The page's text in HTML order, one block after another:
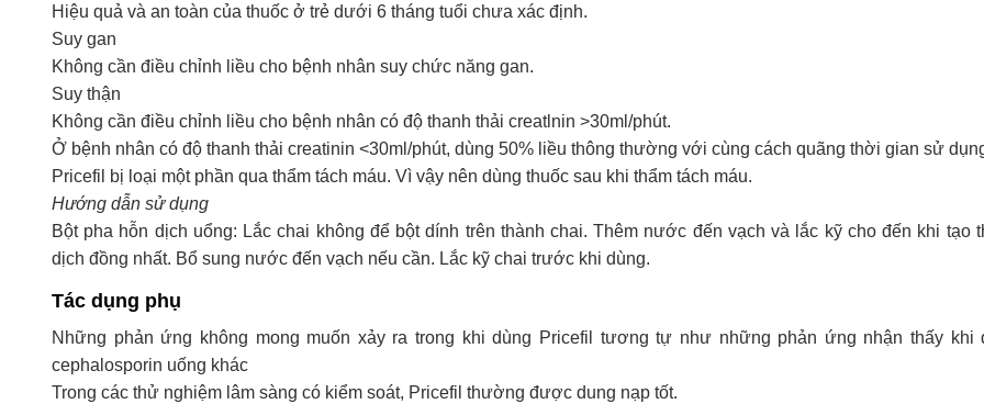
Hiệu quả và an toàn của thuốc ở trẻ dưới 6 tháng tuổi chưa xác định.
Suy gan
Không cần điều chỉnh liều cho bệnh nhân suy chức năng gan.
Suy thận
Không cần điều chỉnh liều cho bệnh nhân có độ thanh thải creatlnin >30ml/phút.
Ở bệnh nhân có độ thanh thải creatinin <30ml/phút, dùng 50% liều thông thường với cùng cách quãng thời gian sử
Pricefil bị loại một phần qua thẩm tách máu. Vì vậy nên dùng thuốc sau khi thẩm tách máu.
Hướng dẫn sử dụng
Bột pha hỗn dịch uổng: Lắc chai không để bột dính trên thành chai. Thêm nước đến vạch và lắc kỹ cho đến khi tạo
dịch đồng nhất. Bổ sung nước đến vạch nếu cần. Lắc kỹ chai trước khi dùng.
Tác dụng phụ
Những phản ứng không mong muốn xảy ra trong khi dùng Pricefil tương tự như những phản ứng nhận thấy khi
cephalosporin uống khác
Trong các thử nghiệm lâm sàng có kiểm soát, Pricefil thường được dung nạp tốt.